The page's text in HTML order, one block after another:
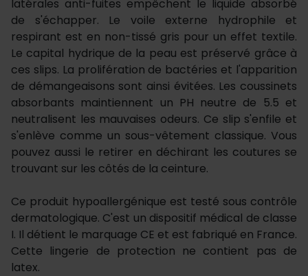
latérales anti-fuites empêchent le liquide absorbé
de s'échapper. Le voile externe hydrophile et
respirant est en non-tissé gris pour un effet textile.
Le capital hydrique de la peau est préservé grâce à
ces slips. La prolifération de bactéries et l'apparition
de démangeaisons sont ainsi évitées. Les coussinets
absorbants maintiennent un PH neutre de 5.5 et
neutralisent les mauvaises odeurs. Ce slip s'enfile et
s'enlève comme un sous-vêtement classique. Vous
pouvez aussi le retirer en déchirant les coutures se
trouvant sur les côtés de la ceinture.
Ce produit hypoallergénique est testé sous contrôle
dermatologique. C'est un dispositif médical de classe
I. Il détient le marquage CE et est fabriqué en France.
Cette lingerie de protection ne contient pas de
latex.